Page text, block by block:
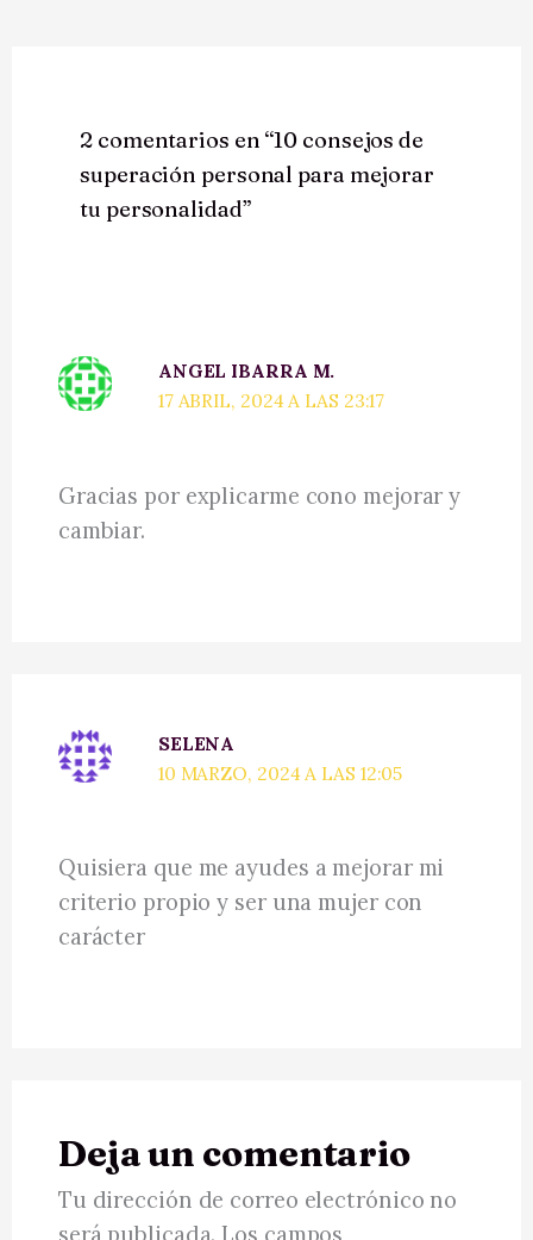
2 comentarios en “10 consejos de
superación personal para mejorar
tu personalidad”
ANGEL IBARRA M.
17 ABRIL, 2024 A LAS 23:17
Gracias por explicarme cono mejorar y
cambiar.
SELENA
10 MARZO, 2024 A LAS 12:05
Quisiera que me ayudes a mejorar mi
criterio propio y ser una mujer con
carácter
Deja un comentario
Tu dirección de correo electrónico no
será publicada. Los campos